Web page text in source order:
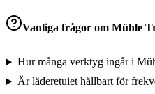
Vanliga frågor om Mühle
Hur många verktyg ingår i
Är läderetuiet hållbart för